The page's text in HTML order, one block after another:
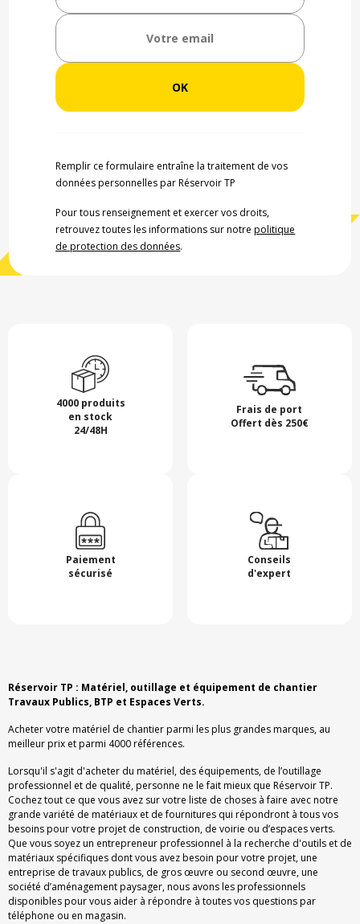
Remplir ce formulaire entraîne la traitement de vos
données personnelles par Réservoir TP
Pour tous renseignement et exercer vos droits,
retrouvez toutes les informations sur notrepolitique
de protection des données.
4000 produits
en stock
24/48H
Frais de port
Offert dès 250€
Paiement
sécurisé
Conseils
d'expert
Réservoir TP : Matériel, outillage et équipement de chantier
Travaux Publics, BTP et Espaces Verts.
Acheter votre matériel de chantier parmi les plus grandes marques, au
meilleur prix et parmi 4000 références.
Lorsqu'il s'agit d'acheter du matériel, des équipements, de l’outillage
professionnel et de qualité, personne ne le fait mieux que Réservoir TP.
Cochez tout ce que vous avez sur votre liste de choses à faire avec notre
grande variété de matériaux et de fournitures qui répondront à tous vos
besoins pour votre projet de construction, de voirie ou d’espaces verts.
Que vous soyez un entrepreneur professionnel à la recherche d'outils et de
matériaux spécifiques dont vous avez besoin pour votre projet, une
entreprise de travaux publics, de gros œuvre ou second œuvre, une
société d’aménagement paysager, nous avons les professionnels
disponibles pour vous aider à répondre à toutes vos questions par
téléphone ou en magasin.